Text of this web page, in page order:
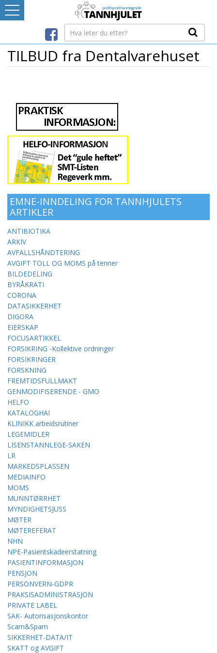
LEVERANDØRREGISTER
MEDIA-INFO
INTERNETT-RESSURSER
Avtaleboken
Ditt Tannhjul
TILBUD fra Dentalvarehuset
EMNE-INNDELING FOR TANNHJULETS
ARTIKLER
ANTIBIOTIKA
ARKIV
AVFALLSHÅNDTERING
AVGIFT TOLL OG MOMS på tenner
BILDEDELING
BYRÅKRATI
CORONA
DATASIKKERHET
DIGORA
EIERSKAP
FOCUSARTIKKEL
FORSIKRING -Kollektive ordninger
FORSIKRINGER
FORSKNING
FREMTIDSFULLMAKT
GENMODIFISERENDE - GMO
HELFO
KATALOGHAI
KLINIKK arbeidsrutiner
LEGEMIDLER
LISENSTANNLEGE-SAKEN
LR
MARKEDSPLASSEN
MEDIAINFO
MOMS
MUNNTØRRHET
MYNDIGHETSJUSS
MØTER
MØTEREFERAT
NHN
NPE-Pasientskadeerstatning
PASIENTINFORMASJON
PENSJON
PERSONVERN-GDPR
PRAKSISADMINISTRASJON
PRIVATE LABEL
SAK- Autorisasjonskontor
Scam&Spam
SIKKERHET-DATA/IT
SKATT og AVGIFT
Logg inn
Mistet ditt passord?